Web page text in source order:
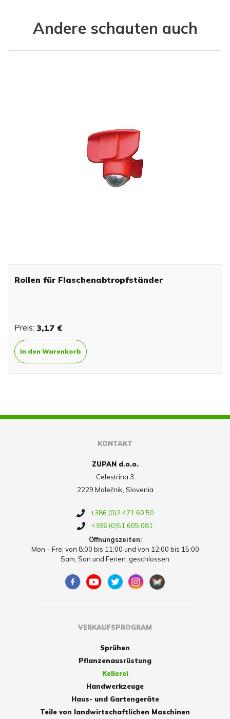
Andere schauten auch
Rollen für Flaschenabtropfständer
Preis: 3,17 €
In den Warenkorb
KONTAKT
ZUPAN d.o.o.
Celestrina 3
2229 Malečnik, Slovenia
+386 (0)2 471 60 50
+386 (0)51 605 081
Öffnungszeiten:
Mon – Fre: von 8:00 bis 11:00 und von 12:00 bis 15:00
Sam, Son und Ferien: geschlossen
VERKAUFSPROGRAM
Sprühen
Pflanzenausrüstung
Kellerei
Handwerkzeuge
Haus- und Gartengeräte
Teile von landwirtschaftlichen Maschinen